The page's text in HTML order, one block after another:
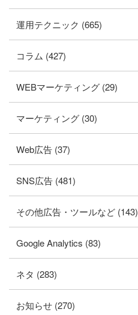
運用テクニック (665)
コラム (427)
WEBマーケティング (29)
マーケティング (30)
Web広告 (37)
SNS広告 (481)
その他広告・ツールなど (143)
Google Analytics (83)
ネタ (283)
お知らせ (270)